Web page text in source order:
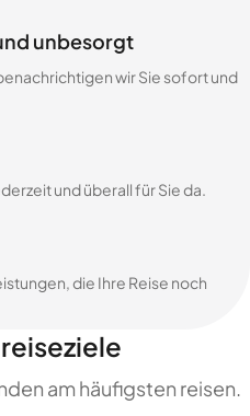
unbesorgt
wir Sie sofort und
und überall für Sie da.
die Ihre Reise noch
am häufigsten reisen.